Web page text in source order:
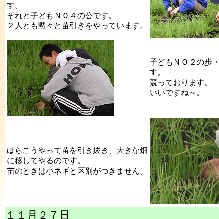
す。
それと子どもＮＯ４の公です。
２人とも黙々と苗引きをやっています。
子どもＮＯ２の歩
す。
競っております。
いいですね～。
ほらこうやって苗を引き抜き、大きな畑
に移してやるのです。
苗のときは小ネギと区別がつきません。
１１月２７日